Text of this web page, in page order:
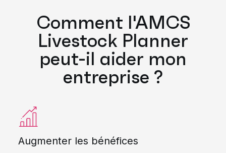
Comment l'AMCS
Livestock Planner
peut-il aider mon
entreprise ?
Augmenter les bénéfices